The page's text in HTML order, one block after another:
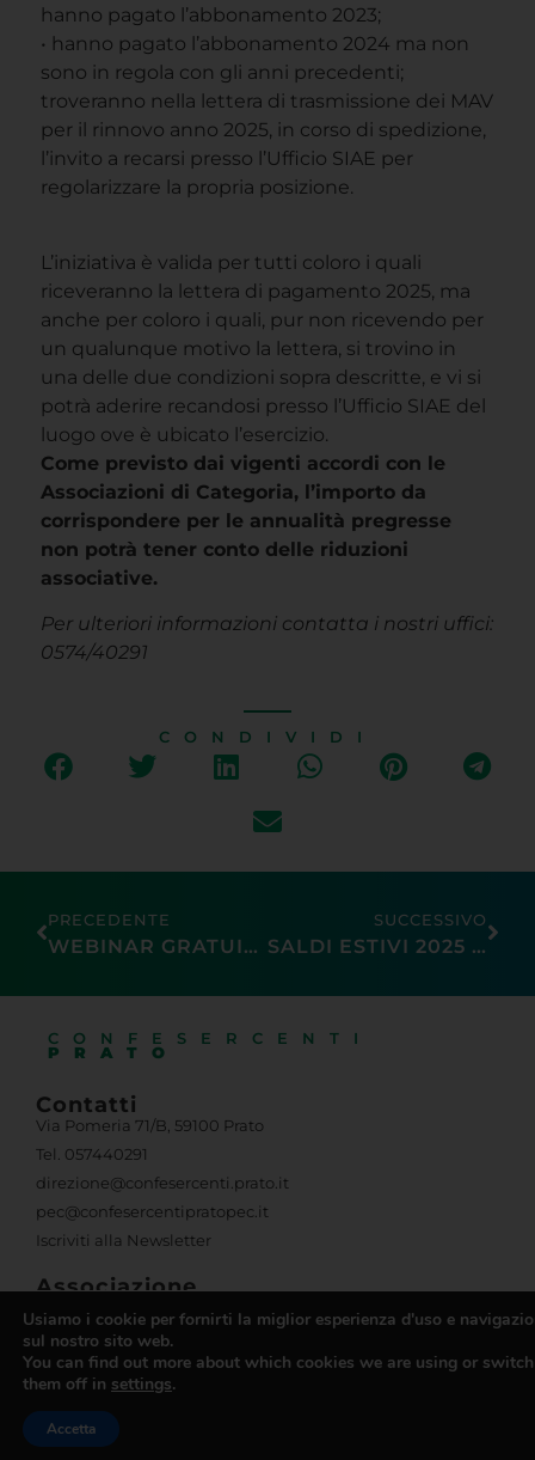
hanno pagato l’abbonamento 2023;
• hanno pagato l’abbonamento 2024 ma non
sono in regola con gli anni precedenti;
troveranno nella lettera di trasmissione dei MAV
per il rinnovo anno 2025, in corso di spedizione,
l’invito a recarsi presso l’Ufficio SIAE per
regolarizzare la propria posizione.
L’iniziativa è valida per tutti coloro i quali
riceveranno la lettera di pagamento 2025, ma
anche per coloro i quali, pur non ricevendo per
un qualunque motivo la lettera, si trovino in
una delle due condizioni sopra descritte, e vi si
potrà aderire recandosi presso l’Ufficio SIAE del
luogo ove è ubicato l’esercizio.
Come previsto dai vigenti accordi con le
Associazioni di Categoria, l’importo da
corrispondere per le annualità pregresse
non potrà tener conto delle riduzioni
associative.
Per ulteriori informazioni contatta i nostri uffici:
0574/40291
CONDIVIDI
PRECEDENTE
WEBINAR GRATUITO 7 APRILE 2025: DALLA CONNESSIONE ALLA FIDELIZZAZIONE STRATEGIE DIGITALI
SUCCESSIVO
SALDI ESTIVI 2025 TOSCANA: AL VIA IL 5 LUGLIO
CONFESERCENTI
PRATO
Contatti
Via Pomeria 71/B, 59100 Prato
Tel. 057440291
direzione@confesercenti.prato.it
pec@confesercentipratopec.it
Iscriviti alla Newsletter
Associazione
Organismi Dirigenti
Informativa
Obblighi di trasparenza
Usiamo i cookie per fornirti la miglior esperienza d'uso e
sul nostro sito web.
You can find out more about which cookies we are using or switch
them off insettings.